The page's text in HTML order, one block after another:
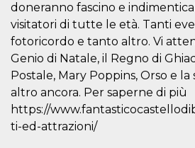
doneranno fascino e
visitatori di tutte le età. Tanti
fotoricordo e tanto altro. Vi
Genio di Natale, il Regno di
Postale, Mary Poppins, Orso e la
altro ancora. Per saperne di più
https://
ti-ed-attrazioni/
Storage declaration
Name
Storage
type
fbssls_314278995690155
storage
wpEmojiSettingsSupports
Session
storage
cn_uc__